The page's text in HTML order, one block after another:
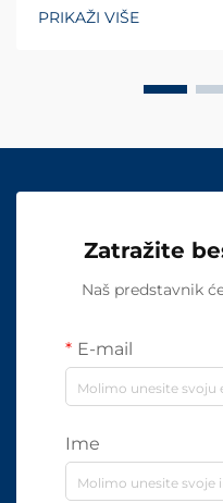
PRIKAŽI VIŠE
Zatražite
Naš predstavnik
E-mail
Ime